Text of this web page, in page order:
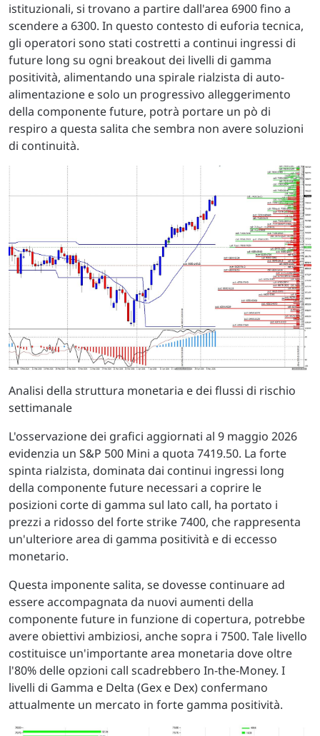
istituzionali, si trovano a partire dall'area 6900 fino a
scendere a 6300. In questo contesto di euforia tecnica,
gli operatori sono stati costretti a continui ingressi di
future long su ogni breakout dei livelli di gamma
positività, alimentando una spirale rialzista di auto-
alimentazione e solo un progressivo alleggerimento
della componente future, potrà portare un pò di
respiro a questa salita che sembra non avere soluzioni
di continuità.
Analisi della struttura monetaria e dei flussi di rischio
settimanale
L'osservazione dei grafici aggiornati al 9 maggio 2026
evidenzia un S&P 500 Mini a quota 7419.50. La forte
spinta rialzista, dominata dai continui ingressi long
della componente future necessari a coprire le
posizioni corte di gamma sul lato call, ha portato i
prezzi a ridosso del forte strike 7400, che rappresenta
un'ulteriore area di gamma positività e di eccesso
monetario.
Questa imponente salita, se dovesse continuare ad
essere accompagnata da nuovi aumenti della
componente future in funzione di copertura, potrebbe
avere obiettivi ambiziosi, anche sopra i 7500. Tale livello
costituisce un'importante area monetaria dove oltre
l'80% delle opzioni call scadrebbero In-the-Money. I
livelli di Gamma e Delta (Gex e Dex) confermano
attualmente un mercato in forte gamma positività.